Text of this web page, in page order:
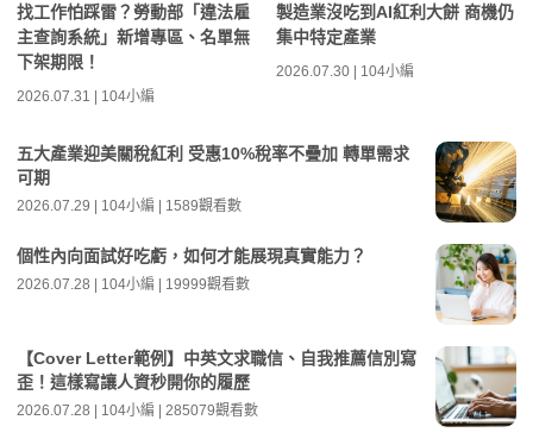
找工作怕踩雷？勞動部「違法雇
主查詢系統」新增專區、名單無
下架期限！
2026.07.31 | 104小編
製造業沒吃到AI紅利大餅 商機仍
集中特定產業
2026.07.30 | 104小編
五大產業迎美關稅紅利 受惠10%稅率不疊加 轉單需求
可期
2026.07.29 | 104小編 | 1589觀看數
個性內向面試好吃虧，如何才能展現真實能力？
2026.07.28 | 104小編 | 19999觀看數
【Cover Letter範例】中英文求職信、自我推薦信別寫
歪！這樣寫讓人資秒開你的履歷
2026.07.28 | 104小編 | 285079觀看數